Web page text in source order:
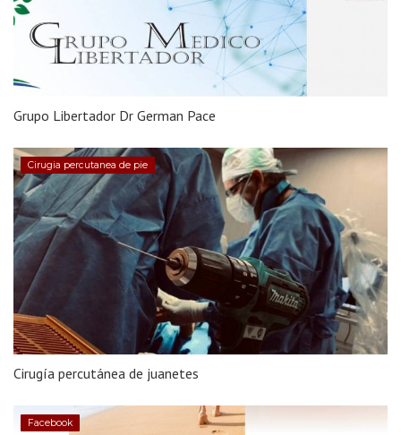
Grupo Libertador Dr German Pace
Cirugia percutanea de pie
Cirugía percutánea de juanetes
Facebook